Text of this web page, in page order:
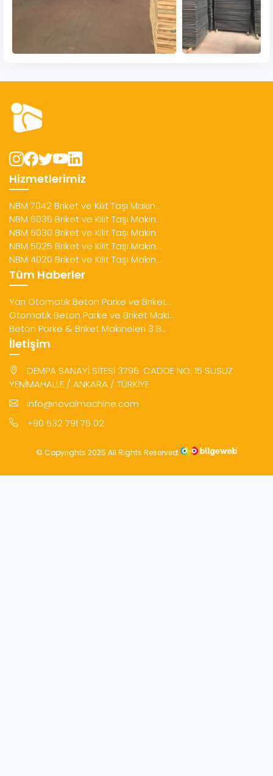
Hizmetlerimiz
NBM 7042 Briket ve Kilit Taşı Makin...
NBM 6036 Briket ve Kilit Taşı Makin...
NBM 5030 Briket ve Kilit Taşı Makin...
NBM 5025 Briket ve Kilit Taşı Makin...
NBM 4020 Briket ve Kilit Taşı Makin...
Tüm Haberler
Yarı Otomatik Beton Parke ve Briket...
Otomatik Beton Parke ve Briket Maki...
Beton Parke & Briket Makineleri 3 B...
İletişim
DEMPA SANAYİ SİTESİ 3796. CADDE NO: 15 SUSUZ
YENİMAHALLE / ANKARA / TÜRKİYE
info@novalmachine.com
+90 532 791 76 02
© Copyrights 2025 All Rights Reserved.